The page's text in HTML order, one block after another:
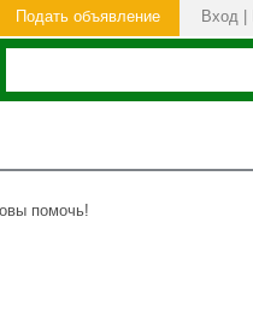
Подать объявление Вход
помочь!